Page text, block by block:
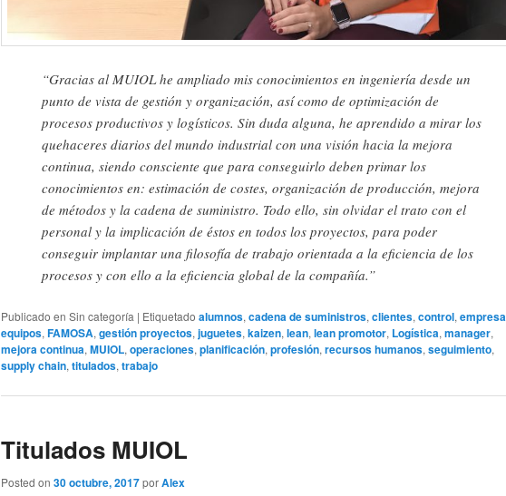
“Gracias al MUIOL he ampliado mis conocimientos en ingeniería desde un
punto de vista de gestión y organización, así como de optimización de
procesos productivos y logísticos. Sin duda alguna, he aprendido a mirar los
quehaceres diarios del mundo industrial con una visión hacia la mejora
continua, siendo consciente que para conseguirlo deben primar los
conocimientos en: estimación de costes, organización de producción, mejora
de métodos y la cadena de suministro. Todo ello, sin olvidar el trato con el
personal y la implicación de éstos en todos los proyectos, para poder
conseguir implantar una filosofía de trabajo orientada a la eficiencia de los
procesos y con ello a la eficiencia global de la compañía.”
Publicado en Sin categoría | Etiquetado alumnos, cadena de suministros, clientes, control, empresa
equipos, FAMOSA, gestión proyectos, juguetes, kaizen, lean, lean promotor, Logística, manager,
mejora continua, MUIOL, operaciones, planificación, profesión, recursos humanos, seguimiento,
supply chain, titulados, trabajo
Titulados MUIOL
Posted on 30 octubre, 2017porAlex